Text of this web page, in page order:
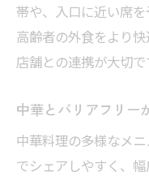
帯や、入口に近い席を
高齢者の外食をより
店舗との連携が大切で
中華とバリアフリー
中華料理の多様なメ
でシェアしやすく、